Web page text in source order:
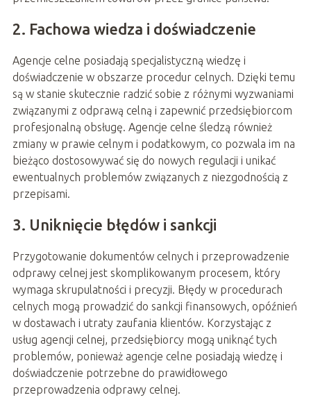
2. Fachowa wiedza i doświadczenie
Agencje celne posiadają specjalistyczną wiedzę i
doświadczenie w obszarze procedur celnych. Dzięki temu
są w stanie skutecznie radzić sobie z różnymi wyzwaniami
związanymi z odprawą celną i zapewnić przedsiębiorcom
profesjonalną obsługę. Agencje celne śledzą również
zmiany w prawie celnym i podatkowym, co pozwala im na
bieżąco dostosowywać się do nowych regulacji i unikać
ewentualnych problemów związanych z niezgodnością z
przepisami.
3. Uniknięcie błędów i sankcji
Przygotowanie dokumentów celnych i przeprowadzenie
odprawy celnej jest skomplikowanym procesem, który
wymaga skrupulatności i precyzji. Błędy w procedurach
celnych mogą prowadzić do sankcji finansowych, opóźnień
w dostawach i utraty zaufania klientów. Korzystając z
usług agencji celnej, przedsiębiorcy mogą uniknąć tych
problemów, ponieważ agencje celne posiadają wiedzę i
doświadczenie potrzebne do prawidłowego
przeprowadzenia odprawy celnej.